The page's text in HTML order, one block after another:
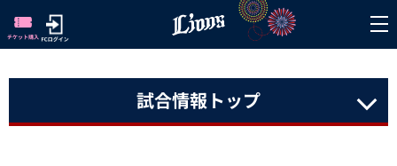
試合情報トップ